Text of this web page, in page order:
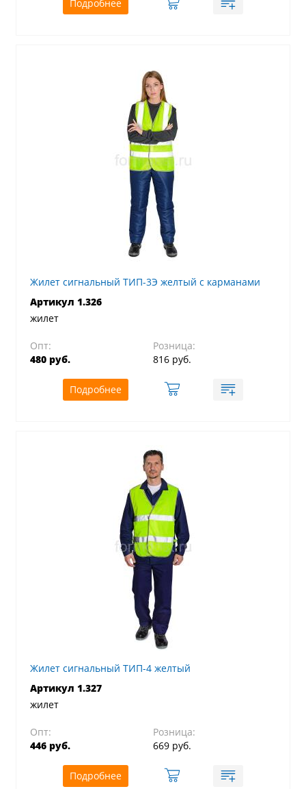
Подробнее
Жилет сигнальный ТИП-3Э желтый с карманами
Артикул 1.326
жилет
Опт:
480 руб.
Розница:
816 руб.
Подробнее
Жилет сигнальный ТИП-4 желтый
Артикул 1.327
жилет
Опт:
446 руб.
Розница:
669 руб.
Подробнее